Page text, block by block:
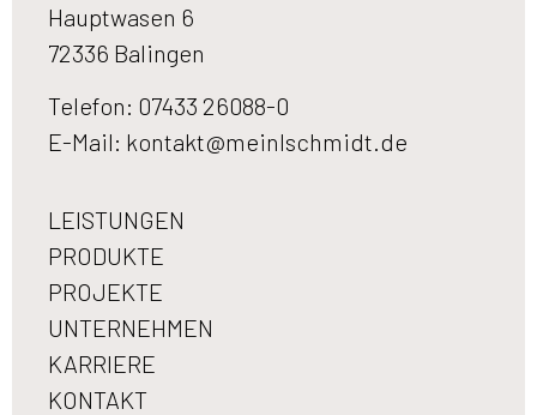
Hauptwasen 6
72336 Balingen
Telefon: 07433 26088-0
E-Mail: kontakt@meinlschmidt.de
LEISTUNGEN
PRODUKTE
PROJEKTE
UNTERNEHMEN
KARRIERE
KONTAKT